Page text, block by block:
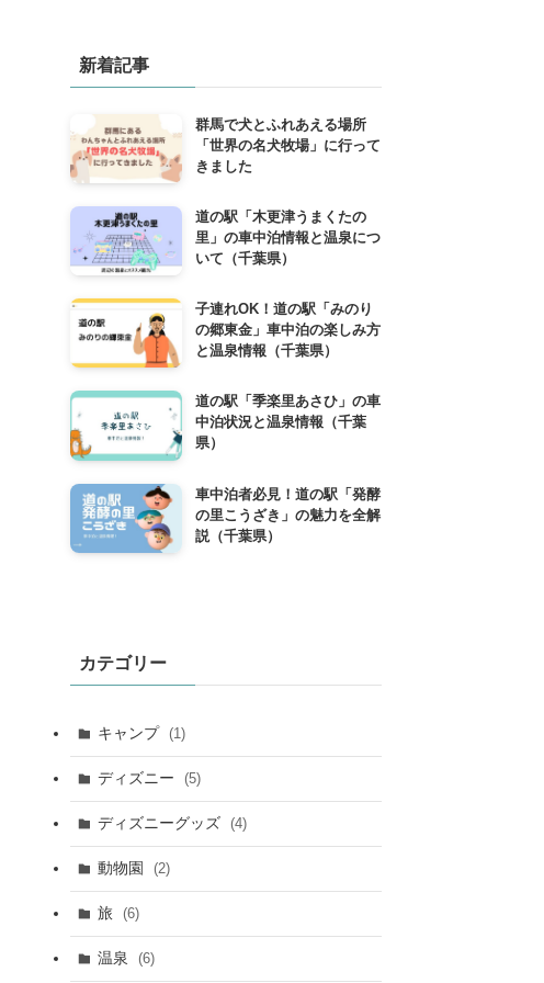
新着記事
群馬で犬とふれあえる場所
「世界の名犬牧場」に行って
きました
道の駅「木更津うまくたの
里」の車中泊情報と温泉につ
いて（千葉県）
子連れOK！道の駅「みのり
の郷東金」車中泊の楽しみ方
と温泉情報（千葉県）
道の駅「季楽里あさひ」の車
中泊状況と温泉情報（千葉
県）
車中泊者必見！道の駅「発酵
の里こうざき」の魅力を全解
説（千葉県）
カテゴリー
キャンプ (1)
ディズニー (5)
ディズニーグッズ (4)
動物園 (2)
旅 (6)
温泉 (6)